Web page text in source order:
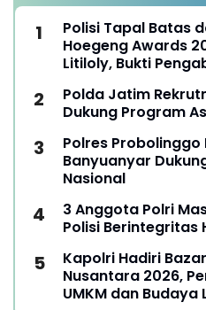
Polisi Tapal Batas
Hoegeng Awards
Litiloly, Bukti
Polda Jatim
Dukung Program
Polres Probolinggo
Banyuanyar
Nasional
3 Anggota Polri
Polisi Berintegritas
Kapolri Hadiri
Nusantara 2026,
UMKM dan Budaya